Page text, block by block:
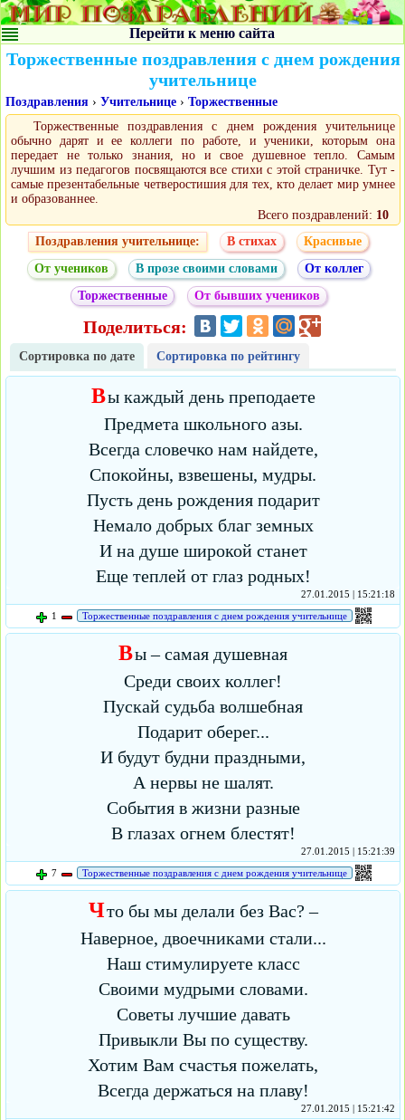
Перейти к меню сайта
Торжественные поздравления с днем рождения
учительнице
Поздравления › Учительнице › Торжественные
Торжественные поздравления с днем рождения учительнице
обычно дарят и ее коллеги по работе, и ученики, которым она
передает не только знания, но и свое душевное тепло. Самым
лучшим из педагогов посвящаются все стихи с этой страничке. Тут -
самые презентабельные четверостишия для тех, кто делает мир умнее
и образованнее.
Всего поздравлений: 10
Поздравления учительнице:
В стихах
Красивые
От учеников
В прозе своими словами
От коллег
Торжественные
От бывших учеников
Поделиться:
Сортировка по дате Сортировка по рейтингу
Вы каждый день преподаете
Предмета школьного азы.
Всегда словечко нам найдете,
Спокойны, взвешены, мудры.
Пусть день рождения подарит
Немало добрых благ земных
И на душе широкой станет
Еще теплей от глаз родных!
27.01.2015 | 15:21:18
1
Торжественные поздравления с днем рождения учительнице
Вы – самая душевная
Среди своих коллег!
Пускай судьба волшебная
Подарит оберег...
И будут будни праздными,
А нервы не шалят.
События в жизни разные
В глазах огнем блестят!
27.01.2015 | 15:21:39
7
Торжественные поздравления с днем рождения учительнице
Что бы мы делали без Вас? –
Наверное, двоечниками стали...
Наш стимулируете класс
Своими мудрыми словами.
Советы лучшие давать
Привыкли Вы по существу.
Хотим Вам счастья пожелать,
Всегда держаться на плаву!
27.01.2015 | 15:21:42